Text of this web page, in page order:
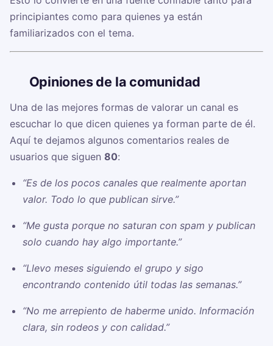
principiantes como para quienes ya están
familiarizados con el tema.
Opiniones de la comunidad
Una de las mejores formas de valorar un canal es
escuchar lo que dicen quienes ya forman parte de él.
Aquí te dejamos algunos comentarios reales de
usuarios que siguen 80:
“Es de los pocos canales que realmente aportan
valor. Todo lo que publican sirve.”
“Me gusta porque no saturan con spam y publican
solo cuando hay algo importante.”
“Llevo meses siguiendo el grupo y sigo
encontrando contenido útil todas las semanas.”
“No me arrepiento de haberme unido. Información
clara, sin rodeos y con calidad.”